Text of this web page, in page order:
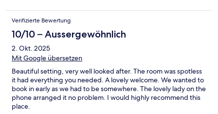
Verifizierte Bewertung
10/10 – Aussergewöhnlich
2. Okt. 2025
Mit Google übersetzen
Beautiful setting, very well looked after. The room was spotless
it had everything you needed. A lovely welcome. We wanted to
book in early as we had to be somewhere. The lovely lady on the
phone arranged it no problem. I would highly recommend this
place.